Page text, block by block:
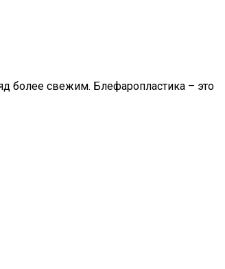
более свежим. Блефаропластика – это